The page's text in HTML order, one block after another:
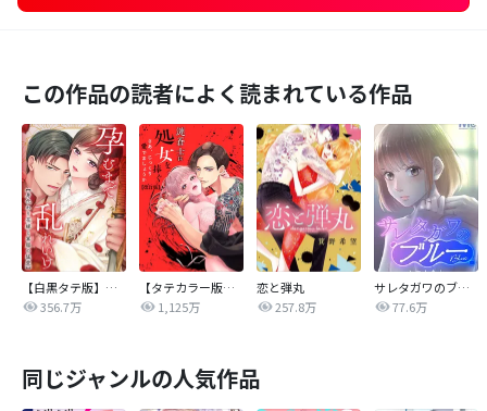
この作品の読者によく読まれている作品
【白黒タテ版】孕むまで乱れいけ～身代わり花嫁と軍服の猛愛
356.7万
【タテカラー版】漣蒼士に処女を捧ぐ～さあ、じっくり愛でましょうか
1,125万
恋と弾丸
257.8万
サレタガワのブルー【タテヨミ】
77.6万
同じジャンルの人気作品